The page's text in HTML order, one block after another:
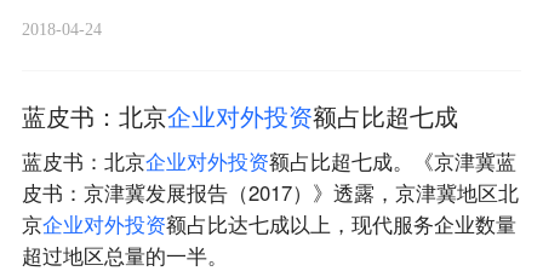
2018-04-24
蓝皮书：北京企业对外投资额占比超七成
蓝皮书：北京企业对外投资额占比超七成。《京津冀蓝
皮书：京津冀发展报告（2017）》透露，京津冀地区北
京企业对外投资额占比达七成以上，现代服务企业数量
超过地区总量的一半。